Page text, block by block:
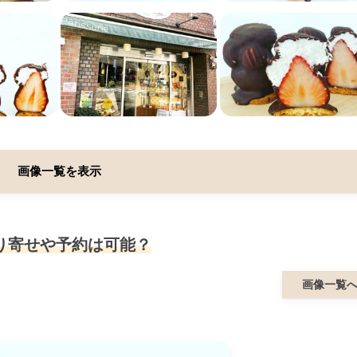
画像一覧を表示
寄せや予約は可能？
画像一覧へ